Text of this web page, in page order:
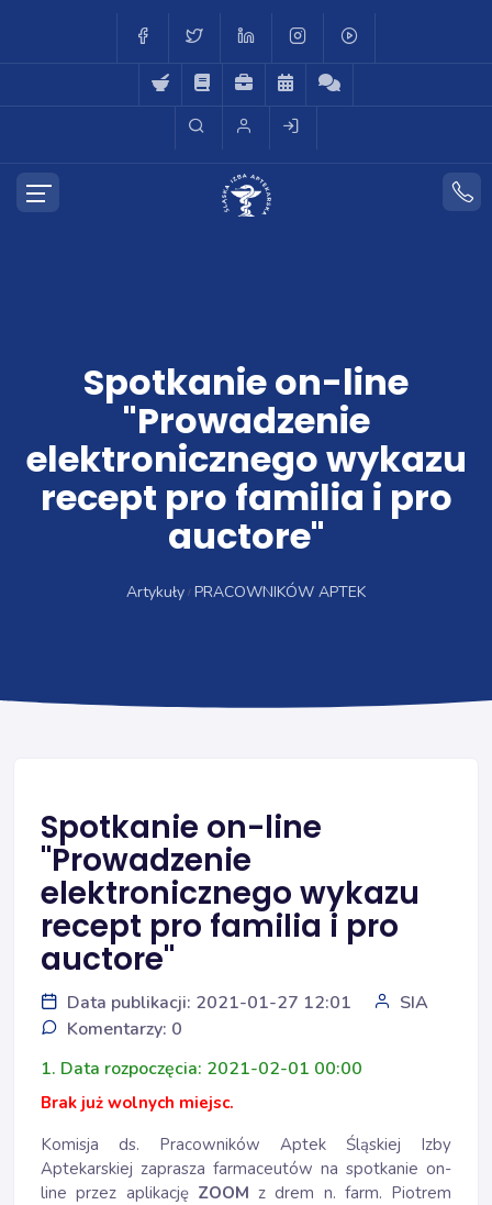
Spotkanie on-line
"Prowadzenie
elektronicznego wykazu
recept pro familia i pro
auctore"
Artykuły PRACOWNIKÓW APTEK
Spotkanie on-line
"Prowadzenie
elektronicznego wykazu
recept pro familia i pro
auctore"
Data publikacji: 2021-01-27 12:01
SIA
Komentarzy: 0
1. Data rozpoczęcia: 2021-02-01 00:00
Brak już wolnych miejsc.
Komisja ds. Pracowników Aptek Śląskiej Izby
Aptekarskiej zaprasza farmaceutów na spotkanie on-
line przez aplikację ZOOM z drem n. farm. Piotrem